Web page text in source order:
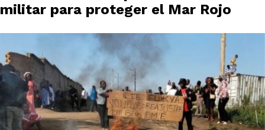
militar para proteger el Mar Rojo